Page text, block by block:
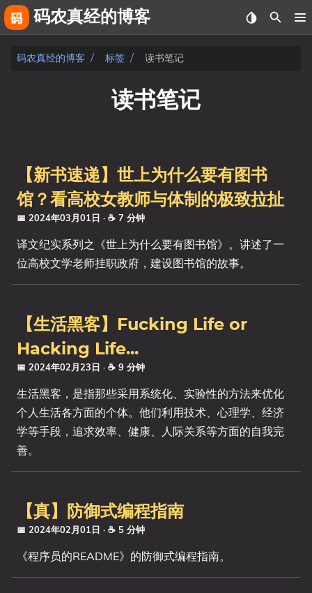
码农真经的博客
关于
文章
标签
分类
系列
码农真经的博客 标签 读书笔记
读书笔记
【新书速递】世上为什么要有图书
馆？看高校女教师与体制的极致拉扯
📅 2024年03月01日 · ☕ 7 分钟
译文纪实系列之《世上为什么要有图书馆》。讲述了一
位高校文学老师挂职政府，建设图书馆的故事。
【生活黑客】Fucking Life or
Hacking Life...
📅 2024年02月23日 · ☕ 9 分钟
生活黑客，是指那些采用系统化、实验性的方法来优化
个人生活各方面的个体。他们利用技术、心理学、经济
学等手段，追求效率、健康、人际关系等方面的自我完
善。
【真】防御式编程指南
📅 2024年02月01日 · ☕ 5 分钟
《程序员的README》的防御式编程指南。